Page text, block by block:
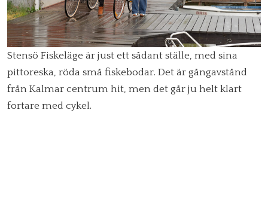
Stensö Fiskeläge är just ett sådant ställe, med sina
pittoreska, röda små fiskebodar. Det är gångavstånd
från Kalmar centrum hit, men det går ju helt klart
fortare med cykel.